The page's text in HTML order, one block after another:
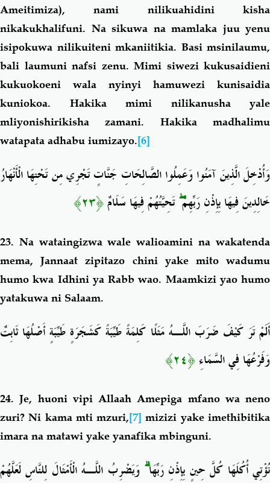
Ameitimiza), nami nilikuahidini kisha
nikakukhalifuni. Na sikuwa na mamlaka juu yenu
isipokuwa nilikuiteni mkaniitikia. Basi msinilaumu,
bali laumuni nafsi zenu. Mimi siwezi kukusaidieni
kukuokoeni wala nyinyi hamuwezi kunisaidia
kuniokoa. Hakika mimi nilikanusha yale
mliyonishirikisha zamani. Hakika madhalimu
watapata adhabu iumizayo.[6]
وَأُدْخِلَ الَّذِينَ آمَنُوا وَعَمِلُوا الصَّالِحَاتِ جَنَّاتٍ تَجْرِي مِن تَحْتِهَا الْأَنْهَارُ
خَالِدِينَ فِيهَا بِإِذْنِ رَبِّهِمْۖتَحِيَّتُهُمْ فِيهَا سَلَامٌ﴿٢٣﴾
23. Na wataingizwa wale walioamini na wakatenda
mema, Jannaat zipitazo chini yake mito wadumu
humo kwa Idhini ya Rabb wao. Maamkizi yao humo
yatakuwa ni Salaam.
أَلَمْ تَرَ كَيْفَ ضَرَبَ اللَّـهُ مَثَلًا كَلِمَةً طَيِّبَةً كَشَجَرَةٍ طَيِّبَةٍ أَصْلُهَا ثَابِتٌ
وَفَرْعُهَا فِي السَّمَاءِ﴿٢٤﴾
24. Je, huoni vipi Allaah Amepiga mfano wa neno
zuri? Ni kama mti mzuri,[7] mizizi yake imethibitika
imara na matawi yake yanafika mbinguni.
تُؤْتِي أُكُلَهَا كُلَّ حِينٍ بِإِذْنِ رَبِّهَاۗ وَيَضْرِبُ اللَّـهُ الْأَمْثَالَ لِلنَّاسِ لَعَلَّهُمْ